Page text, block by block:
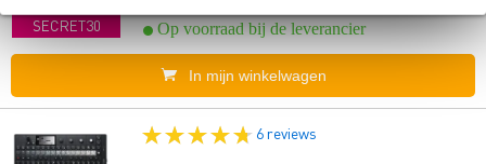
SECRET30
Op voorraad bij de leverancier
In mijn winkelwagen
6 reviews